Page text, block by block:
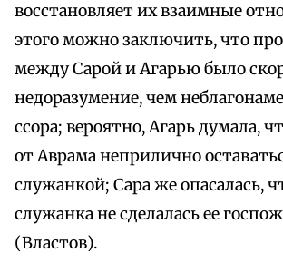
восстановляет их взаимные
этого можно заключить, что
между Сарой и Агарью было
недоразумение, чем
ссора; вероятно, Агарь думала,
от Аврама неприлично
служанкой; Сара же опасалась,
служанка не сделалась ее
(Властов).